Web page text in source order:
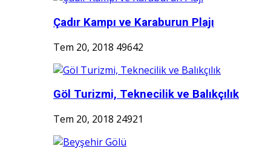
Çadır Kampı ve Karaburun Plajı
Tem 20, 2018 49642
Göl Turizmi, Teknecilik ve Balıkçılık
Tem 20, 2018 24921